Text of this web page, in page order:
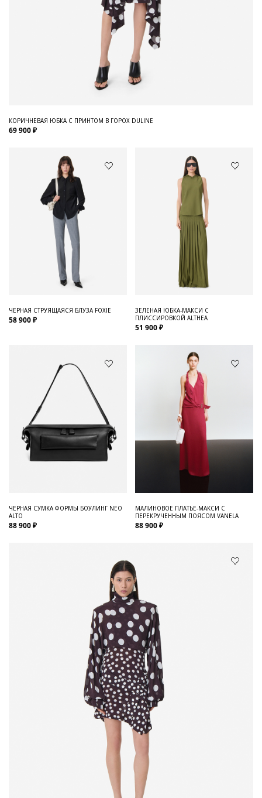
КОРИЧНЕВАЯ ЮБКА С ПРИНТОМ В ГОРОХ DULINE
69 900 ₽
ЧЕРНАЯ СТРУЯЩАЯСЯ БЛУЗА FOXIE
58 900 ₽
ЗЕЛЕНАЯ ЮБКА-МАКСИ С
ПЛИССИРОВКОЙ ALTHEA
51 900 ₽
ЧЕРНАЯ СУМКА ФОРМЫ БОУЛИНГ NEO
ALTO
88 900 ₽
МАЛИНОВОЕ ПЛАТЬЕ-МАКСИ С
ПЕРЕКРУЧЕННЫМ ПОЯСОМ VANELA
88 900 ₽